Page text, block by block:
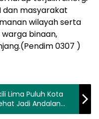
dan masyarakat
wilayah serta
binaan,
0307 )
Lima Puluh Kota
Jadi Andalan